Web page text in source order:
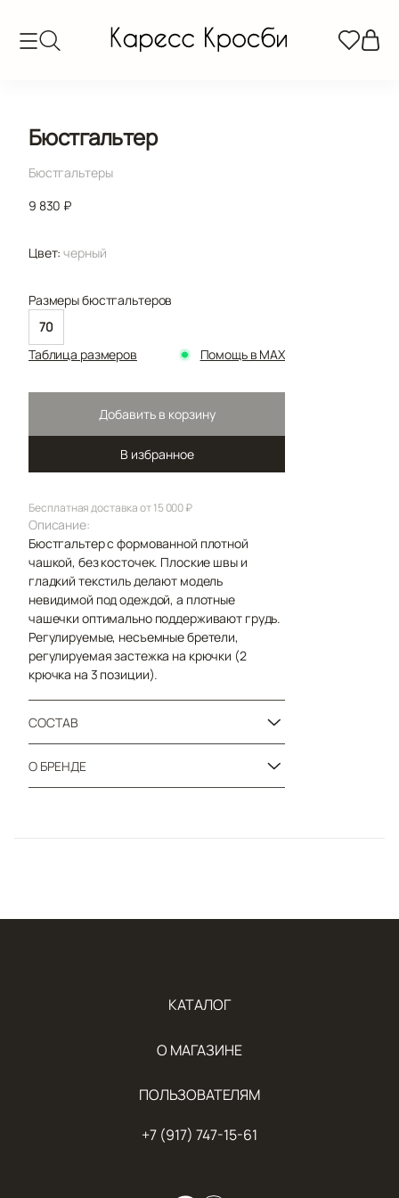
Бюстгальтер
Бюстгальтеры
9 830 ₽
Цвет:черный
Размеры бюстгальтеров
70
Таблица размеров
Помощь в MAX
Добавить в корзину
В избранное
Бесплатная доставка от 15 000 ₽
Описание:
Бюстгальтер с формованной плотной
чашкой, без косточек. Плоские швы и
гладкий текстиль делают модель
невидимой под одеждой, а плотные
чашечки оптимально поддерживают грудь.
Регулируемые, несъемные бретели,
регулируемая застежка на крючки (2
крючка на 3 позиции).
СОСТАВ
О БРЕНДЕ
КАТАЛОГ
О МАГАЗИНЕ
ПОЛЬЗОВАТЕЛЯМ
+7 (917) 747-15-61